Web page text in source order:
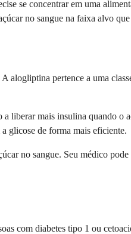
se concentrar em uma
no sangue na faixa alvo
pertence a uma
mais insulina quando o
glicose de forma mais eficiente.
no sangue. Seu médico
com diabetes tipo 1 ou